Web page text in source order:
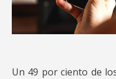
Un 49 por ciento de